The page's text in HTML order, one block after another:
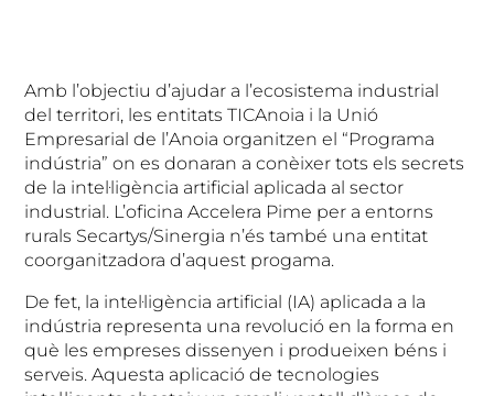
Amb l’objectiu d’ajudar a l’ecosistema industrial
del territori, les entitats TICAnoia i la Unió
Empresarial de l’Anoia organitzen el “Programa
indústria” on es donaran a conèixer tots els secrets
de la intel·ligència artificial aplicada al sector
industrial. L’oficina Accelera Pime per a entorns
rurals Secartys/Sinergia n’és també una entitat
coorganitzadora d’aquest progama.
De fet, la intel·ligència artificial (IA) aplicada a la
indústria representa una revolució en la forma en
què les empreses dissenyen i produeixen béns i
serveis. Aquesta aplicació de tecnologies